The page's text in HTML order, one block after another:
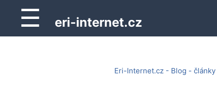
☰ eri-internet.cz
Eri-Internet.cz - Blog - články